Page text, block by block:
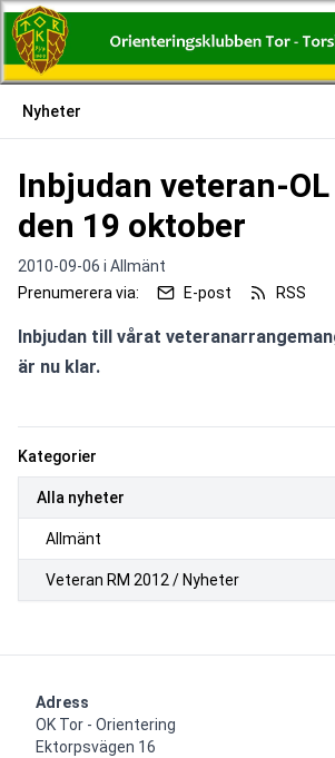
Nyheter
Kategorier
Alla nyheter
Allmänt
Veteran RM 2012 / Nyheter
Inbjudan veteran-
den 19 oktober
2010-09-06 i Allmänt
Prenumerera via:
E-post RSS
Inbjudan till vårat
är nu klar.
Adress
OK Tor - Orientering
Ektorpsvägen 16